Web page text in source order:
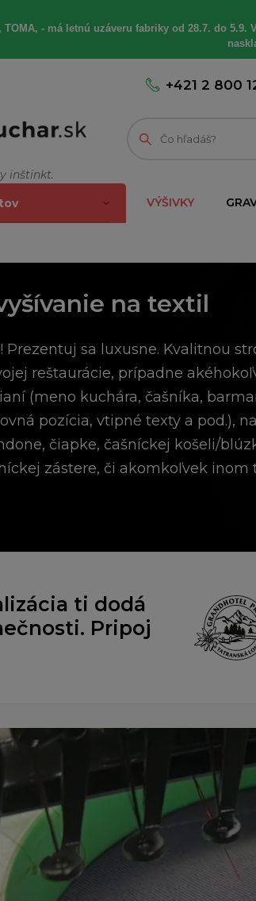
TOMA, - má letnú uzáveru fabriky od 28.7. do
inštinkt.
+421 2 800
VÝŠIVKY
na textil
Prezentuj sa luxusne. Kvalitnou
reštaurácie, prípadne
(meno kuchára, čašníka,
pozícia, vtipné texty a pod.), na
čiapke, čašníckej košeli/
zástere, či akomkoľvek inom
ti dodá
Pripoj